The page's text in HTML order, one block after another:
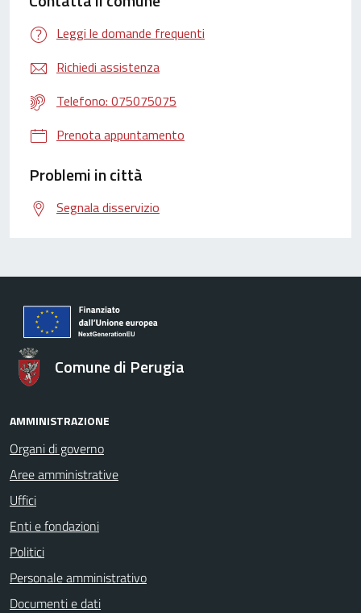
Leggi le domande frequenti
Richiedi assistenza
Telefono: 075075075
Prenota appuntamento
Problemi in città
Segnala disservizio
Comune di Perugia
AMMINISTRAZIONE
Organi di governo
Aree amministrative
Uffici
Enti e fondazioni
Politici
Personale amministrativo
Documenti e dati